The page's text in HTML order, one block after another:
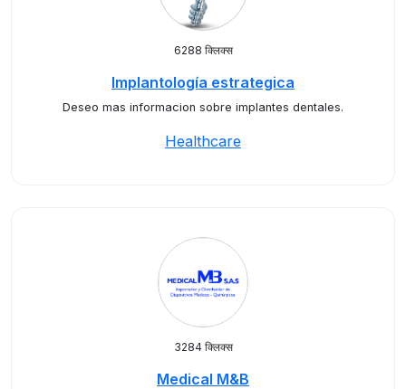
6288 क्लिक्स
Implantología estrategica
Deseo mas informacion sobre implantes dentales.
Healthcare
3284 क्लिक्स
Medical M&B